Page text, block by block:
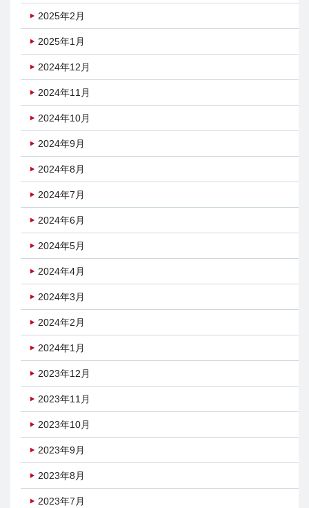
2025年2月
2025年1月
2024年12月
2024年11月
2024年10月
2024年9月
2024年8月
2024年7月
2024年6月
2024年5月
2024年4月
2024年3月
2024年2月
2024年1月
2023年12月
2023年11月
2023年10月
2023年9月
2023年8月
2023年7月